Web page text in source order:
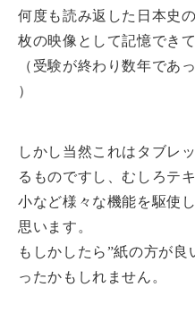
何度も読み返した日本史
枚の映像として記憶でき
（受験が終わり数年であ
）
しかし当然これはタブレ
るものですし、むしろテ
小など様々な機能を駆使
思います。
もしかしたら”紙の方が
ったかもしれません。